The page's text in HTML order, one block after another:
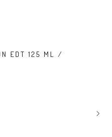
EDT 125 ML /